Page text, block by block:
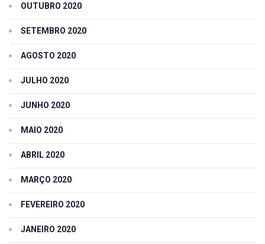
OUTUBRO 2020
SETEMBRO 2020
AGOSTO 2020
JULHO 2020
JUNHO 2020
MAIO 2020
ABRIL 2020
MARÇO 2020
FEVEREIRO 2020
JANEIRO 2020